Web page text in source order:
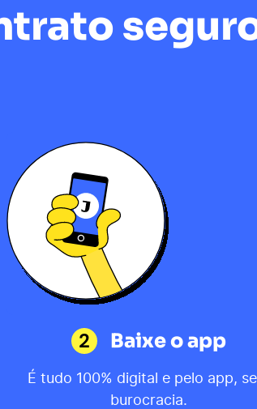
2 Baixe o app
É tudo 100% digital e pelo app,
burocracia.